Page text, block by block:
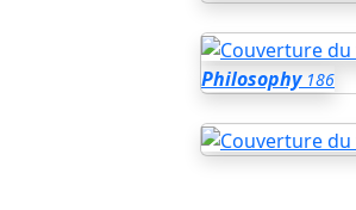
Philosophy 186